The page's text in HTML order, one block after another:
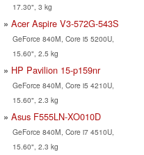
17.30", 3 kg
Acer Aspire V3-572G-543S
GeForce 840M, Core i5 5200U,
15.60", 2.5 kg
HP Pavilion 15-p159nr
GeForce 840M, Core i5 4210U,
15.60", 2.3 kg
Asus F555LN-XO010D
GeForce 840M, Core i7 4510U,
15.60", 2.3 kg